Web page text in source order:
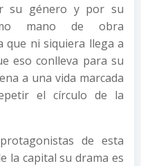
su género y por su
mano de obra
que ni siquiera llega a
eso conlleva para su
a una vida marcada
el círculo de la
de esta
la capital su drama es